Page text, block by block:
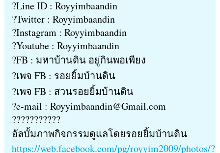
?Line ID : Royyimbaandin
?Twitter : Royyimbaandin
?Instagram : Royyimbaandin
?Youtube : Royyimbaandin
?FB : มหาบ้านดิน อยู่กินพอเพียง
?เพจ FB : รอยยิ้มบ้านดิน
?เพจ FB : สวนรอยยิ้มบ้านดิน
?e-mail : Royyimbaandin@Gmail.com
???????????
อัลบั้มภาพกิจกรรมดูแลโดยรอยยิ้มบ้านดิน
https://web.facebook.com/pg/royyim2009/photos/?